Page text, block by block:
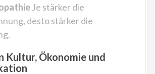
Je stärker die
desto stärker die
Kultur, Ökonomie und